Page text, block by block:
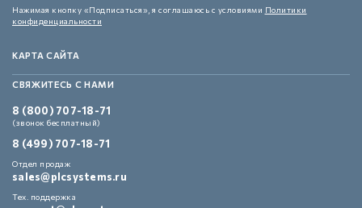
Нажимая кнопку «Подписаться», я соглашаюсь с условиями Политики
конфиденциальности
КАРТА САЙТА
СВЯЖИТЕСЬ С НАМИ
8 (800) 707-18-71
(звонок бесплатный)
8 (499) 707-18-71
Отдел продаж
sales@plcsystems.ru
Тех. поддержка